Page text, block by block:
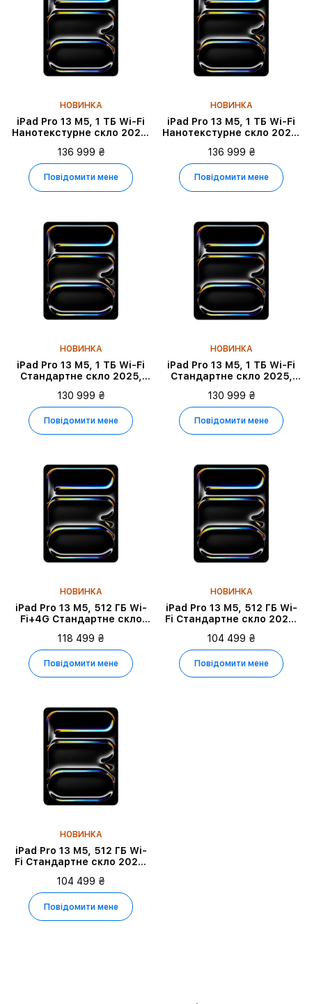
НОВИНКА
iPad Pro 13 M5, 1 ТБ Wi-Fi
Нанотекстурне скло 2025,
136 999 ₴
Повідомити мене
НОВИНКА
iPad Pro 13 M5, 1 ТБ Wi-Fi
Нанотекстурне скло 2025,
136 999 ₴
Повідомити мене
НОВИНКА
iPad Pro 13 M5, 1 ТБ Wi-Fi
Стандартне скло 2025,
130 999 ₴
Повідомити мене
НОВИНКА
iPad Pro 13 M5, 1 ТБ Wi-Fi
Стандартне скло 2025,
130 999 ₴
Повідомити мене
НОВИНКА
iPad Pro 13 M5, 512 ГБ Wi-
Fi+4G Стандартне скло
118 499 ₴
Повідомити мене
НОВИНКА
iPad Pro 13 M5, 512 ГБ Wi-
Fi Стандартне скло 2025,
104 499 ₴
Повідомити мене
НОВИНКА
iPad Pro 13 M5, 512 ГБ Wi-
Fi Стандартне скло 2025,
104 499 ₴
Повідомити мене